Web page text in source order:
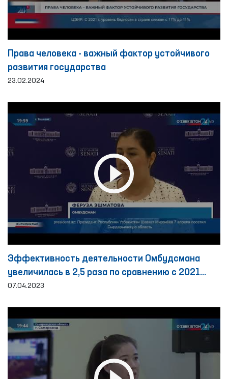
Права человека - важный фактор устойчивого
развития государства
23.02.2024
Эффективность деятельности Омбудсмана
увеличилась в 2,5 раза по сравнению с 2021
годом
07.04.2023